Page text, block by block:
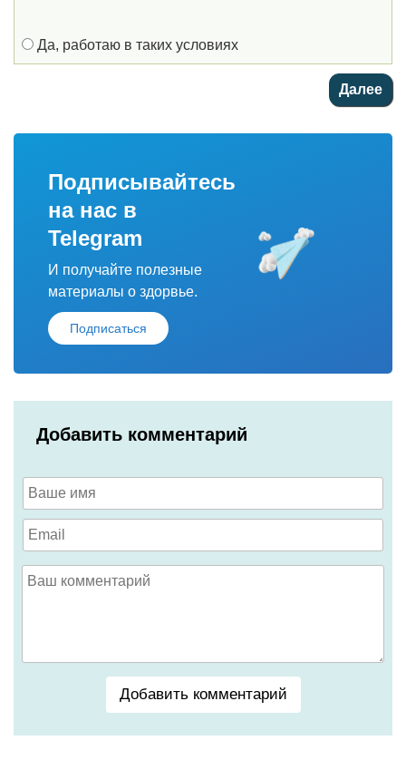
Да, работаю в таких условиях
Подписывайтесь
на нас в
Telegram
И получайте полезные
материалы о здорвье.
Подписаться
Добавить комментарий
Добавить комментарий